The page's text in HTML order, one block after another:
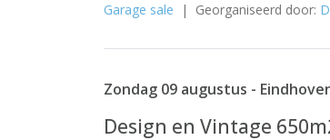
Garage sale | Georganiseerd door:
Zondag 09 augustus -
Design en Vintage